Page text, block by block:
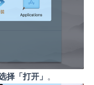
择「打开」 。